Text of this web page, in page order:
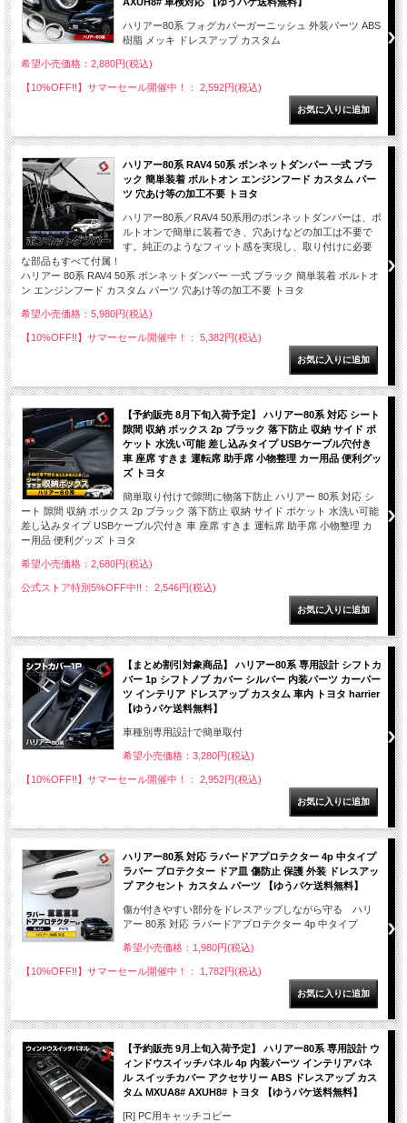
ハリアー80系 フォグカバーガーニッシュ 外装パーツ ABS
樹脂 メッキ ドレスアップ カスタム
希望小売価格：2,880円(税込)
【10%OFF!!】サマーセール開催中！： 2,592円(税込)
ハリアー80系 RAV4 50系 ボンネットダンパー 一式 ブラ
ック 簡単装着 ボルトオン エンジンフード カスタム パー
ツ 穴あけ等の加工不要 トヨタ
ハリアー80系／RAV4 50系用のボンネットダンパーは、ボ
ルトオンで簡単に装着でき、穴あけなどの加工は不要で
す。純正のようなフィット感を実現し、取り付けに必要
な部品もすべて付属！
ハリアー 80系 RAV4 50系 ボンネットダンパー 一式 ブラック 簡単装着 ボルトオ
ン エンジンフード カスタム パーツ 穴あけ等の加工不要 トヨタ
希望小売価格：5,980円(税込)
【10%OFF!!】サマーセール開催中！： 5,382円(税込)
【予約販売 8月下旬入荷予定】 ハリアー80系 対応 シート
隙間 収納 ボックス 2p ブラック 落下防止 収納 サイド ポ
ケット 水洗い可能 差し込みタイプ USBケーブル穴付き
車 座席 すきま 運転席 助手席 小物整理 カー用品 便利グッ
ズ トヨタ
簡単取り付けで隙間に物落下防止 ハリアー 80系 対応 シ
ート 隙間 収納 ボックス 2p ブラック 落下防止 収納 サイド ポケット 水洗い可能
差し込みタイプ USBケーブル穴付き 車 座席 すきま 運転席 助手席 小物整理 カ
ー用品 便利グッズ トヨタ
希望小売価格：2,680円(税込)
公式ストア特別5%OFF中!!： 2,546円(税込)
【まとめ割引対象商品】 ハリアー80系 専用設計 シフトカ
バー 1p シフトノブ カバー シルバー 内装パーツ カーパー
ツ インテリア ドレスアップ カスタム 車内 トヨタ harrier
【ゆうパケ送料無料】
車種別専用設計で簡単取付
希望小売価格：3,280円(税込)
【10%OFF!!】サマーセール開催中！： 2,952円(税込)
ハリアー80系 対応 ラバードアプロテクター 4p 中タイプ
ラバー プロテクター ドア皿 傷防止 保護 外装 ドレスアッ
プ アクセント カスタム パーツ 【ゆうパケ送料無料】
傷が付きやすい部分をドレスアップしながら守る ハリ
アー 80系 対応 ラバードアプロテクター 4p 中タイプ
希望小売価格：1,980円(税込)
【10%OFF!!】サマーセール開催中！： 1,782円(税込)
【予約販売 9月上旬入荷予定】 ハリアー80系 専用設計 ウ
ィンドウスイッチパネル 4p 内装パーツ インテリアパネ
ル スイッチカバー アクセサリー ABS ドレスアップ カス
タム MXUA8# AXUH8# トヨタ 【ゆうパケ送料無料】
[R] PC用キャッチコピー